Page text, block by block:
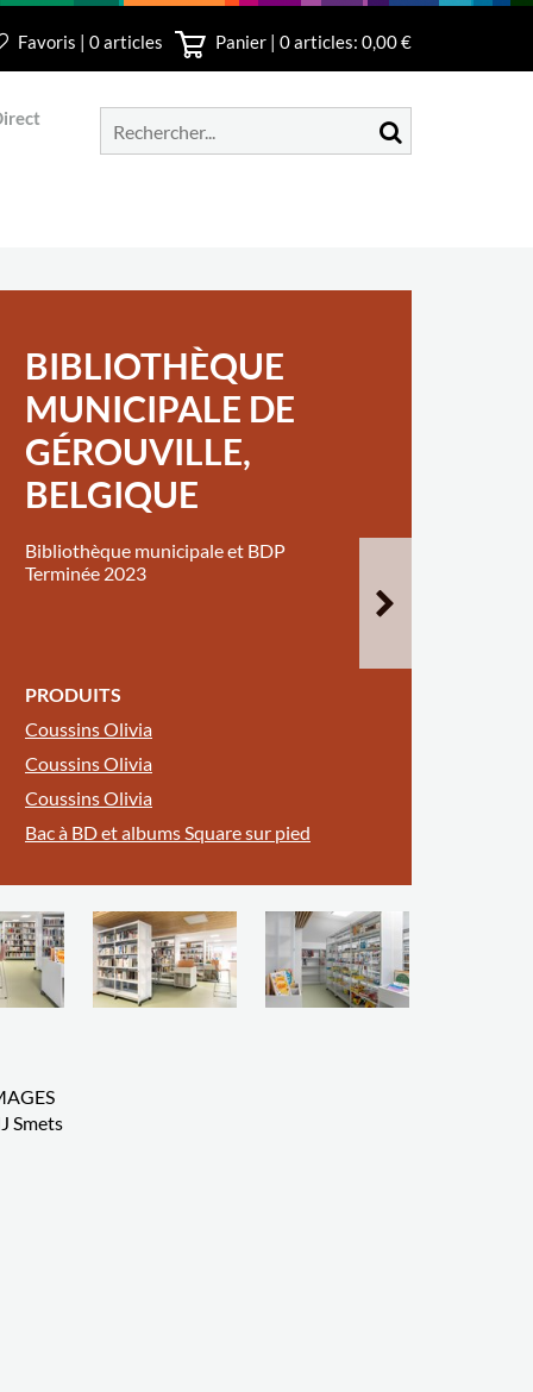
Favoris | 0 articles Panier | 0articles: 0,00 €
BIBLIOTHÈQUE
MUNICIPALE DE
GÉROUVILLE,
BELGIQUE
Bibliothèque municipale et BDP
Terminée 2023
PRODUITS
Coussins Olivia
Coussins Olivia
Coussins Olivia
Bac à BD et albums Square sur pied
Smets